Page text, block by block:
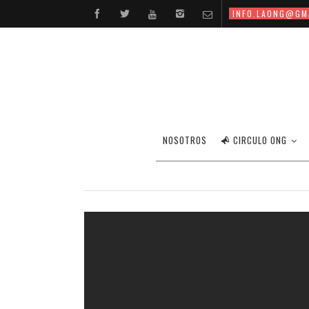
NOSOTROS CIRCULO ONG